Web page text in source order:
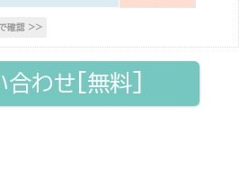
合わせ[無料]